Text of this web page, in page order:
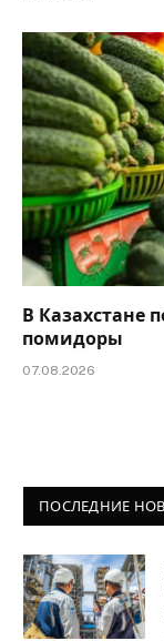
В Казахстане
помидоры
07.08.2026
ПОСЛЕДНИЕ